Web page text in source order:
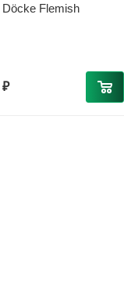
Döcke Flemish
₽